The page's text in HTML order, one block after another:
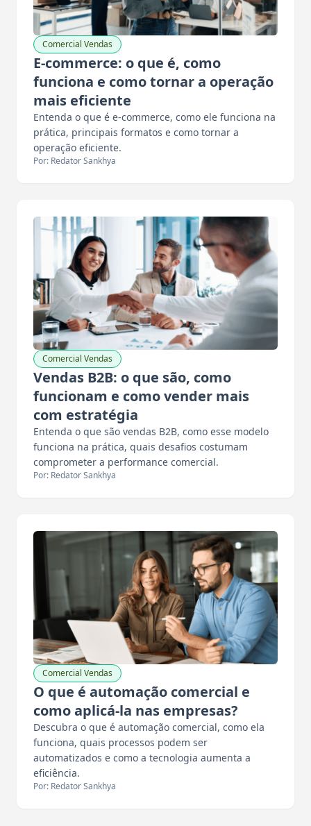
Comercial Vendas
E-commerce: o que é, como
funciona e como tornar a operação
mais eficiente
Entenda o que é e-commerce, como ele funciona na
prática, principais formatos e como tornar a
operação eficiente.
Por: Redator Sankhya
Comercial Vendas
Vendas B2B: o que são, como
funcionam e como vender mais
com estratégia
Entenda o que são vendas B2B, como esse modelo
funciona na prática, quais desafios costumam
comprometer a performance comercial.
Por: Redator Sankhya
Comercial Vendas
O que é automação comercial e
como aplicá-la nas empresas?
Descubra o que é automação comercial, como ela
funciona, quais processos podem ser
automatizados e como a tecnologia aumenta a
eficiência.
Por: Redator Sankhya